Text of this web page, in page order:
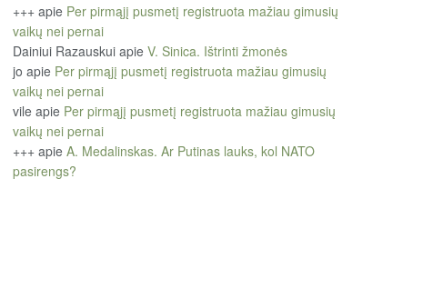
+++ apie Per pirmąjį pusmetį registruota mažiau gimusių
vaikų nei pernai
Dainiui Razauskui apie V. Sinica. Ištrinti žmonės
jo apie Per pirmąjį pusmetį registruota mažiau gimusių
vaikų nei pernai
vile apie Per pirmąjį pusmetį registruota mažiau gimusių
vaikų nei pernai
+++ apie A. Medalinskas. Ar Putinas lauks, kol NATO
pasirengs?